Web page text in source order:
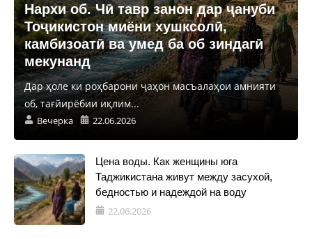
Нархи об. Чӣ тавр занон дар ҷануби
Тоҷикистон миёни хушксолӣ,
камбизоатӣ ва умед ба об зиндагӣ
мекунанд
Дар ҳоле ки роҳбарони ҷаҳон масъалаҳои амнияти
об, тағйирёбии иқлим...
Вечерка 22.06.2026
Цена воды. Как женщины юга
Таджикистана живут между засухой,
бедностью и надеждой на воду
22.06.2026